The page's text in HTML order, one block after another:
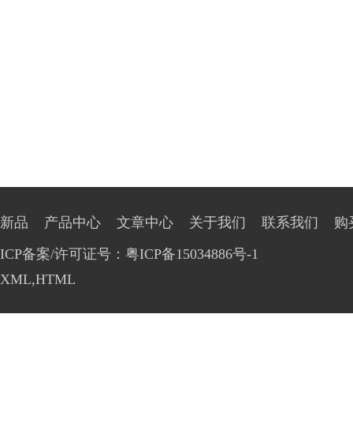
新品 产品中心 文章中心 关于我们 联系我们
购
ICP备案/许可证号：粤ICP备15034886号-1
XML,HTML